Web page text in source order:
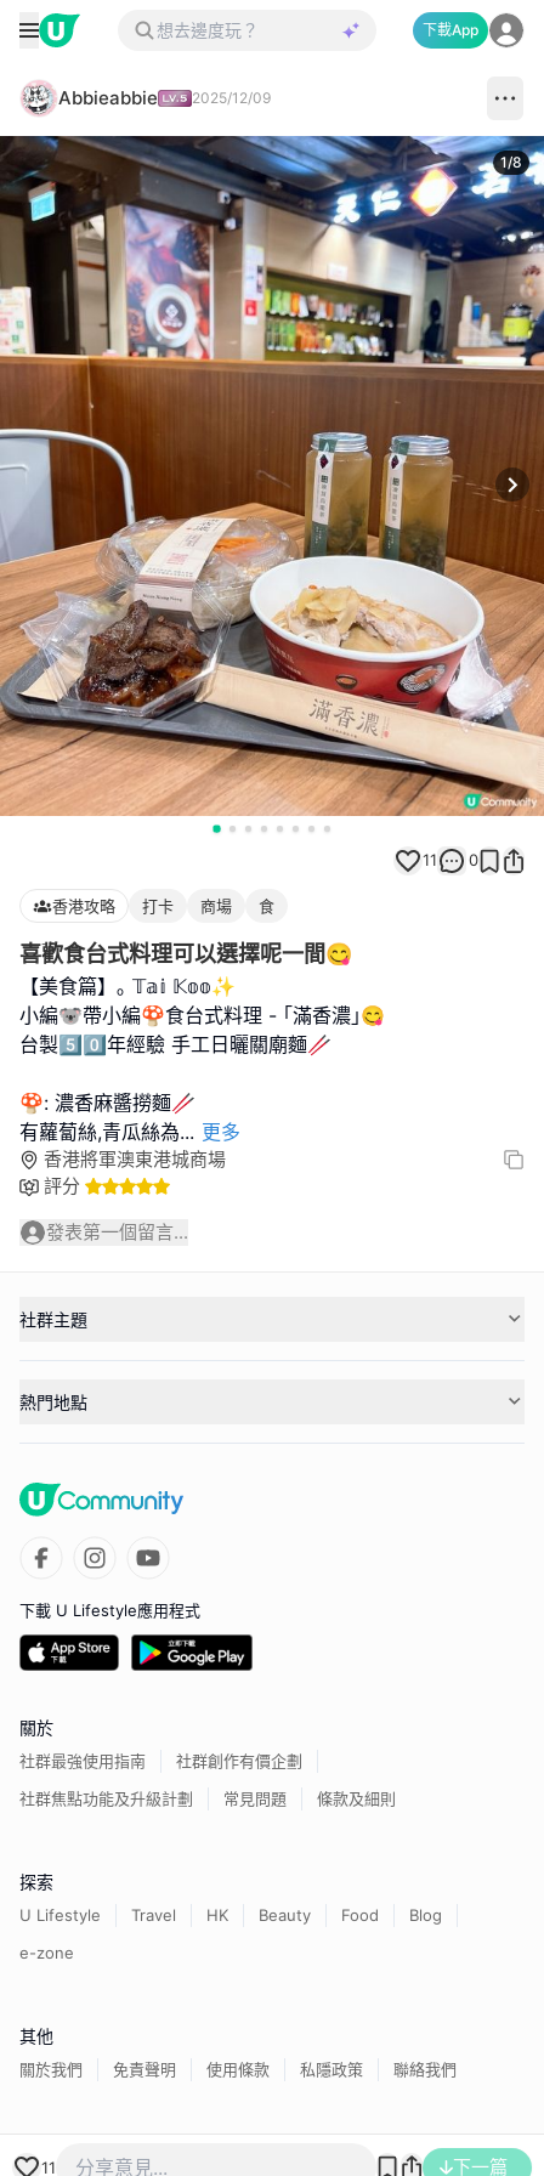
下載App
Abbieabbie 2025/12/09
1/8
11 0
香港攻略 打卡 商場 食
喜歡食台式料理可以選擇呢一間😋
【美食篇】｡ 𝕋𝕒𝕚 𝕂𝕠𝕠✨
小編🐨帶小編🍄食台式料理 - ｢滿香濃｣😋
台製5️⃣0️⃣年經驗 手工日曬關廟麵🥢
🍄: 濃香麻醬撈麵🥢
有蘿蔔絲,青瓜絲為... 更多
香港將軍澳東港城商場
評分
發表第一個留言...
11 下一篇
社群主題
熱門地點
下載 U Lifestyle應用程式
關於
社群最強使用指南
社群創作有價企劃
社群焦點功能及升級計劃
常見問題 條款及細則
探索
U Lifestyle Travel HK Beauty Food
Blog
e-zone
其他
關於我們 免責聲明 使用條款 私隱政策 聯絡我們
香港經濟日報版權所有©